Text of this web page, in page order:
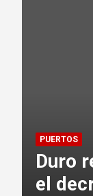
PUERTOS
Duro
el